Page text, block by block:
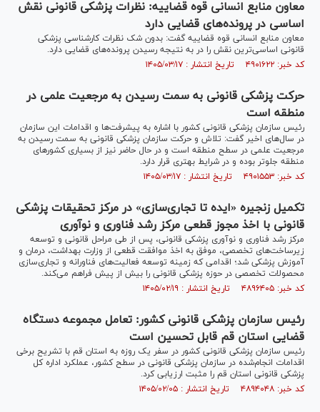
معاون منابع انسانی قوه قضاییه: نظرات پزشکی قانونی نقش
اساسی در پرونده‌های قضایی دارد
معاون منابع انسانی قوه قضاییه گفت: بدون شک نظرات کارشناسی پزشکی
قانونی اساسی‌ترین نقش را در به نتیجه رسیدن پرونده‌های قضایی دارد.
کد خبر: ۴۹۰۱۶۲۲ تاریخ انتشار : ۱۴۰۵/۰۳/۱۷
حرکت پزشکی قانونی به سمت رسیدن به مرجعیت علمی در
منطقه است
رئیس سازمان پزشکی قانونی کشور با اشاره به پیشرفت‌ها و اقدامات این سازمان
در سال‌های اخیر گفت: تلاش و حرکت سازمان پزشکی قانونی به سمت رسیدن به
مرجعیت علمی در سطح منطقه است و در حال حاضر نیز از بسیاری کشور‌های
منطقه جلوتر بوده و در شرایط بهتری قرار دارد.
کد خبر: ۴۹۰۱۵۵۳ تاریخ انتشار : ۱۴۰۵/۰۳/۱۷
تکمیل زنجیره «ایده تا تجاری‌سازی» در مرکز تحقیقات پزشکی
قانونی با اخذ مجوز قطعی مرکز رشد فناوری و نوآوری
مرکز رشد فناوری و نوآوری پزشکی قانونی، پس از طی مراحل قانونی و توسعه
زیرساخت‌های تخصصی، موفق به اخذ موافقت قطعی از وزارت بهداشت، درمان و
آموزش پزشکی شد؛ اقدامی که زمینه توسعه فعالیت‌های فناورانه و تجاری‌سازی
محصولات تخصصی در حوزه پزشکی قانونی را بیش از پیش فراهم می‌کند.
کد خبر: ۴۸۹۶۴۰۵ تاریخ انتشار : ۱۴۰۵/۰۲/۱۹
رئیس سازمان پزشکی قانونی کشور: تعامل مجموعه دستگاه
قضایی استان قم قابل تحسین است
رئیس سازمان پزشکی قانونی کشور در سفر یک روزه به استان قم با تشریح برخی
اقدامات انجام‌شده در سازمان پزشکی قانونی در سطح کشور، عملکرد اداره کل
پزشکی قانونی استان قم را مثبت ارزیابی کرد.
کد خبر: ۴۸۹۴۰۴۸ تاریخ انتشار : ۱۴۰۵/۰۲/۰۵